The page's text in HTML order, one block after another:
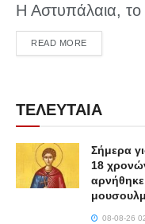
Η Αστυπάλαια, το
READ MOREDETAILS
ΤΕΛΕΥΤΑΙΑ
Σήμερα
18
αρνήθηκε
08-08-26